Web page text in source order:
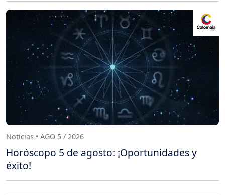
Noticias • AGO 5 / 2026
Horóscopo 5 de agosto: ¡Oportunidades y
éxito!